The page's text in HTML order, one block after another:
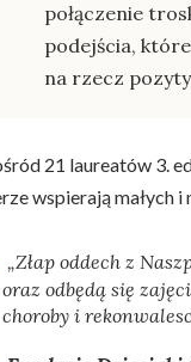
połączenie
podejścia,
na rzecz
21 laureatów 3.
wspierają małych
„Złap oddech z
oraz odbędą się
choroby i